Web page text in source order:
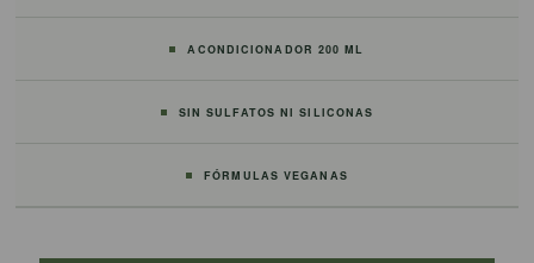
ACONDICIONADOR 200 ML
SIN SULFATOS NI SILICONAS
FÓRMULAS VEGANAS